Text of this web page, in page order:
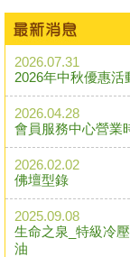
2026.07.31
2026年中秋優惠活
2026.04.28
會員服務中心營業
2026.02.02
佛壇型錄
2025.09.08
生命之泉_特級冷
油